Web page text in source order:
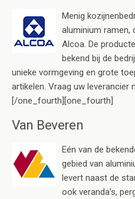
Menig
aluminium ramen,
Alcoa. De
bekend bij de
unieke vormgeving en grote
artikelen. Vraag uw leverancier
[/one_fourth][one_fourth]
Van Beveren
Eén van de
gebied van
levert naast de
ook veranda’s,